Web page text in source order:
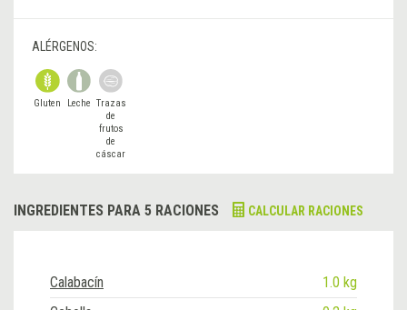
ALÉRGENOS:
Gluten Leche Trazas
de
frutos
de
cáscar
INGREDIENTES PARA 5 RACIONES CALCULAR RACIONES
Calabacín
1.0 kg